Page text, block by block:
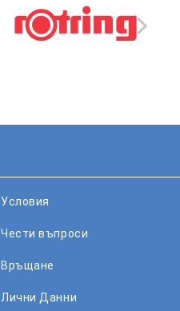
Условия
Чести въпроси
Връщане
Лични Данни